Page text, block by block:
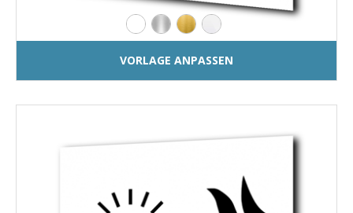
VORLAGE ANPASSEN